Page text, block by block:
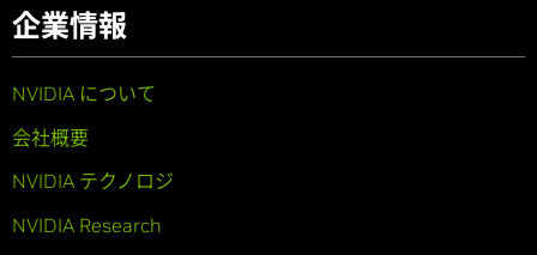
企業情報
NVIDIA について
会社概要
NVIDIA テクノロジ
NVIDIA Research